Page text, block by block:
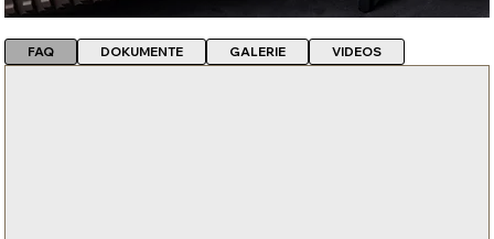
FAQ DOKUMENTE GALERIE VIDEOS